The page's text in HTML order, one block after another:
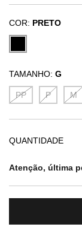
COR: PRETO
TAMANHO: G
PP P M
QUANTIDADE
Atenção, última